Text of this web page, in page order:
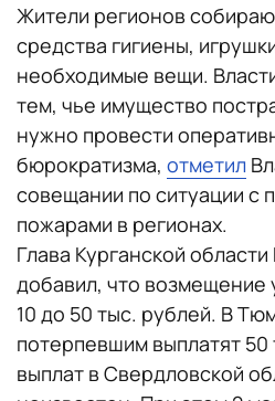
Жители регионов
средства гигиены,
необходимые вещи.
тем, чье имущество
нужно провести
бюрократизма, отметил
совещании по ситуации с
пожарами в регионах.
Глава Курганской
добавил, что возмещение
10 до 50 тыс. рублей. В
потерпевшим выплатят
выплат в Свердловской